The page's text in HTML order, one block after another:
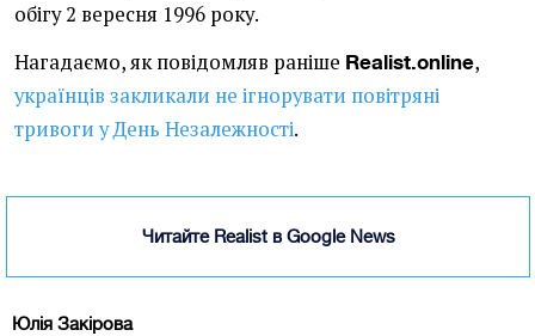
обігу 2 вересня 1996 року.
Нагадаємо, як повідомляв раніше Realist.online,
українців закликали не ігнорувати повітряні
тривоги у День Незалежності.
Читайте Realist в Google News
Юлія Закірова